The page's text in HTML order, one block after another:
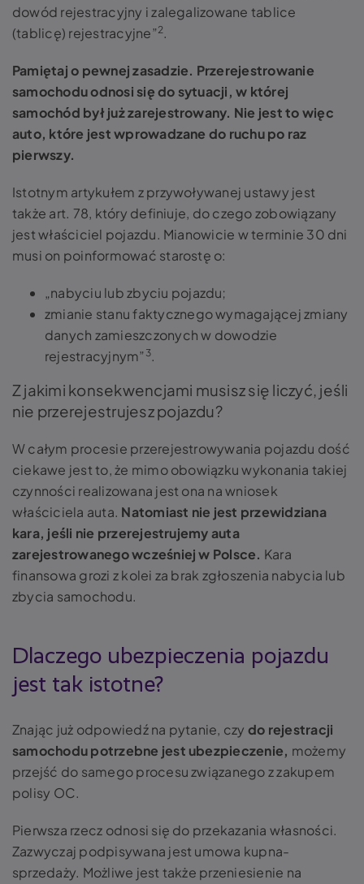
dowód rejestracyjny i zalegalizowane tablice
(tablicę) rejestracyjne” 2.
Pamiętaj o pewnej zasadzie. Przerejestrowanie
samochodu odnosi się do sytuacji, w której
samochód był już zarejestrowany. Nie jest to więc
auto, które jest wprowadzane do ruchu po raz
pierwszy.
Istotnym artykułem z przywoływanej ustawy jest
także art. 78, który definiuje, do czego zobowiązany
jest właściciel pojazdu. Mianowicie w terminie 30 dni
musi on poinformować starostę o:
„nabyciu lub zbyciu pojazdu;
zmianie stanu faktycznego wymagającej zmiany
danych zamieszczonych w dowodzie
rejestracyjnym” 3.
Z jakimi konsekwencjami musisz się liczyć, jeśli
nie przerejestrujesz pojazdu?
W całym procesie przerejestrowywania pojazdu dość
ciekawe jest to, że mimo obowiązku wykonania takiej
czynności realizowana jest ona na wniosek
właściciela auta. Natomiast nie jest przewidziana
kara, jeśli nie przerejestrujemy auta
zarejestrowanego wcześniej w Polsce. Kara
finansowa grozi z kolei za brak zgłoszenia nabycia lub
zbycia samochodu.
Dlaczego ubezpieczenia pojazdu
jest tak istotne?
Znając już odpowiedź na pytanie, czy do rejestracji
samochodu potrzebne jest ubezpieczenie, możemy
przejść do samego procesu związanego z zakupem
polisy OC.
Pierwsza rzecz odnosi się do przekazania własności.
Zazwyczaj podpisywana jest umowa kupna-
sprzedaży. Możliwe jest także przeniesienie na